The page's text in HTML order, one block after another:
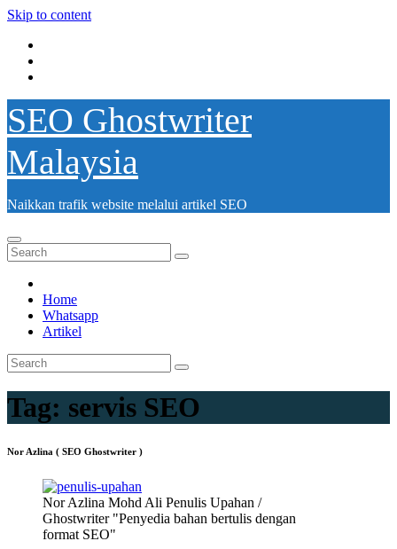
Skip to content
SEO Ghostwriter
Malaysia
Naikkan trafik website melalui artikel SEO
Home
Whatsapp
Artikel
Tag: servis SEO
Nor Azlina ( SEO Ghostwriter )
Nor Azlina Mohd Ali Penulis Upahan /
Ghostwriter "Penyedia bahan bertulis dengan
format SEO"